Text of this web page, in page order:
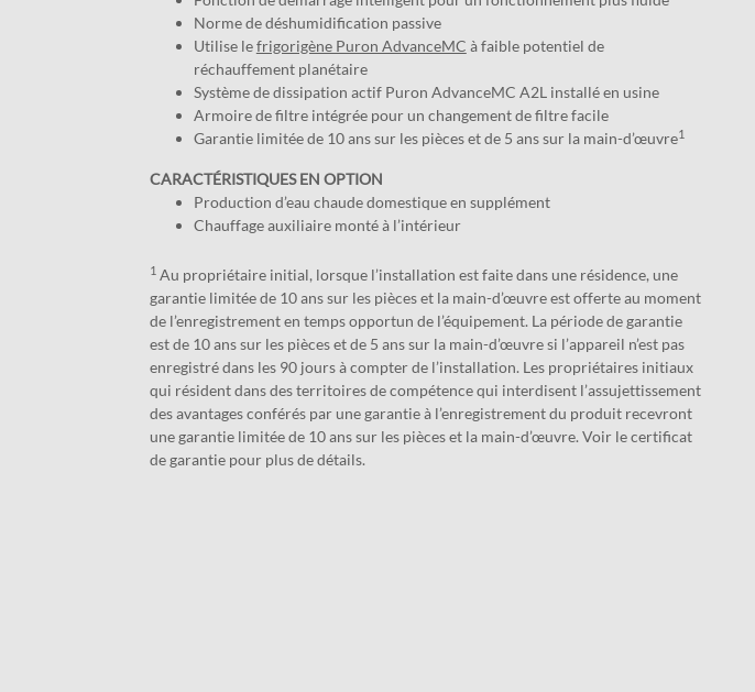
Norme de déshumidification passive
Utilise lefrigorigène Puron AdvanceMC à faible potentiel de
réchauffement planétaire
Système de dissipation actif Puron AdvanceMC A2L installé en usine
Armoire de filtre intégrée pour un changement de filtre facile
Garantie limitée de 10 ans sur les pièces et de 5 ans sur la main-d’œuvre1
CARACTÉRISTIQUES EN OPTION
Production d’eau chaude domestique en supplément
Chauffage auxiliaire monté à l’intérieur
1Au propriétaire initial, lorsque l’installation est faite dans une résidence, une
garantie limitée de 10 ans sur les pièces et la main-d’œuvre est offerte au moment
de l’enregistrement en temps opportun de l’équipement. La période de garantie
est de 10 ans sur les pièces et de 5 ans sur la main-d’œuvre si l’appareil n’est pas
enregistré dans les 90 jours à compter de l’installation. Les propriétaires initiaux
qui résident dans des territoires de compétence qui interdisent l’assujettissement
des avantages conférés par une garantie à l’enregistrement du produit recevront
une garantie limitée de 10 ans sur les pièces et la main-d’œuvre. Voir le certificat
de garantie pour plus de détails.